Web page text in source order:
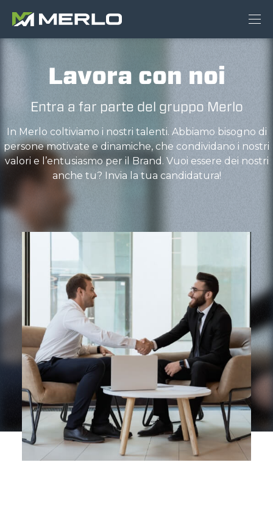
Lavora con noi
Entra a far parte del gruppo Merlo
In Merlo coltiviamo i nostri talenti. Abbiamo bisogno di
persone motivate e dinamiche, che condividano i nostri
valori e l’entusiasmo per il Brand. Vuoi essere dei nostri
anche tu? Invia la tua candidatura!